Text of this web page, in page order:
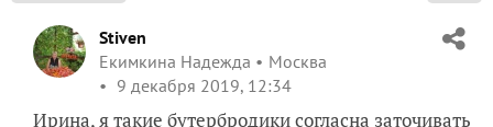
Stiven
Екимкина Надежда
Москва
9 декабря 2019, 12:34
Ирина, я такие бутербродики согласна заточивать